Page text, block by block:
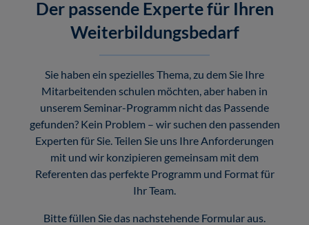
Der passende Experte für Ihren
Weiterbildungsbedarf
Sie haben ein spezielles Thema, zu dem Sie Ihre
Mitarbeitenden schulen möchten, aber haben in
unserem Seminar-Programm nicht das Passende
gefunden? Kein Problem – wir suchen den passenden
Experten für Sie. Teilen Sie uns Ihre Anforderungen
mit und wir konzipieren gemeinsam mit dem
Referenten das perfekte Programm und Format für
Ihr Team.
Bitte füllen Sie das nachstehende Formular aus.